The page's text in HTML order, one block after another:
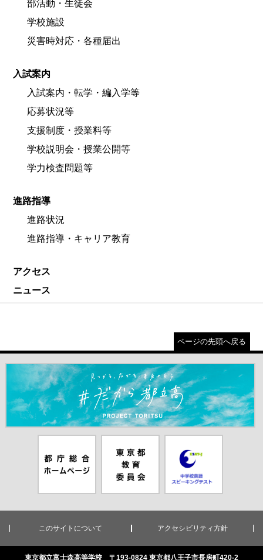
部活動・生徒会
学校施設
災害時対応・各種届出
入試案内
入試案内・転学・編入学等
応募状況等
支援制度・授業料等
学校説明会・授業公開等
学力検査問題等
進路指導
進路状況
進路指導・キャリア教育
アクセス
ニュース
ページの先頭へ戻る
＃だから都立高（別ウインドウが開きます）
ムページ（別
ウインドウが
員会（別ウイ
ンドウが開き
ピーキングテ
スト（別ウイ
ンドウが開き
このサイトについて アクセシビリティ方針
東京都立富士森高等学校 〒193-0824 東京都八王子市長房町420-2